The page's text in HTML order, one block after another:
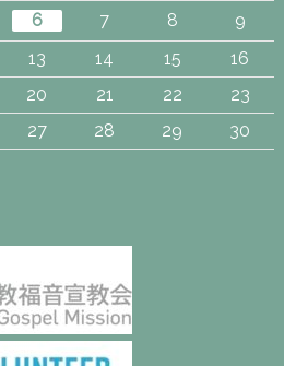
6 7 8
9
13 14 15
16
20 21 22
23
27 28 29
30